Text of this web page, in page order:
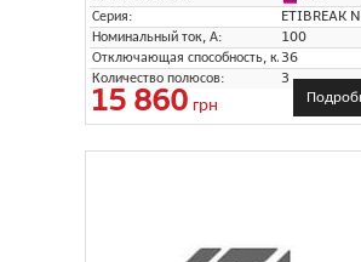
Серия:
ETIBREAK
Номинальный ток, А:
100
Отключающая способность, кА:36
Количество полюсов:
3
15 860 грн